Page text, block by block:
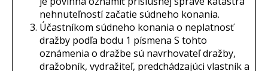
nehnuteľností začatie súdneho konania.
Účastníkom súdneho konania o neplatnosť
dražby podľa bodu 1 písmena S tohto
oznámenia o dražbe sú navrhovateľ dražby,
dražobník, vydražiteľ, predchádzajúci vlastník a